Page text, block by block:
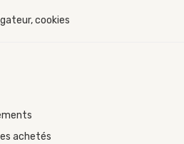
cookies
achetés